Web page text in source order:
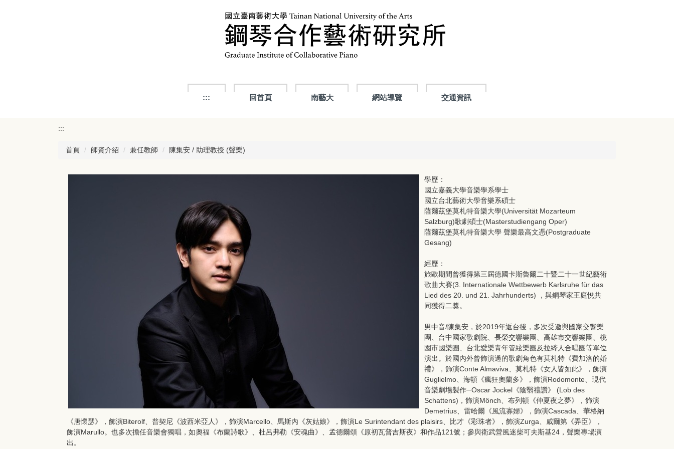
::: 回首頁 南藝大 網站導覽 交通資訊
:::
首頁 師資介紹 兼任教師 陳集安 / 助理教授 (聲樂)
學歷：
國立嘉義大學音樂學系學士
國立台北藝術大學音樂系碩士
薩爾茲堡莫札特音樂大學(Universität Mozarteum
Salzburg)歌劇碩士(Masterstudiengang Oper)
薩爾茲堡莫札特音樂大學 聲樂最高文憑(Postgraduate
Gesang)
經歷：
旅歐期間曾獲得第三屆德國卡斯魯爾二十暨二十一世紀藝術
歌曲大賽(3. Internationale Wettbewerb Karlsruhe für das
Lied des 20. und 21. Jahrhunderts) ，與鋼琴家王庭悅共
同獲得二獎。
男中音/陳集安，於2019年返台後，多次受邀與國家交響樂
團、台中國家歌劇院、長榮交響樂團、高雄市交響樂團、桃
園市國樂團、台北愛樂青年管絃樂團及拉縴人合唱團等單位
演出。於國內外曾飾演過的歌劇角色有莫札特《費加洛的婚
禮》，飾演Conte Almaviva、莫札特《女人皆如此》，飾演
Guglielmo、海頓《瘋狂奧蘭多》，飾演Rodomonte、現代
音樂劇場製作─Oscar Jockel《陰翳禮讚》 (Lob des
Schattens)，飾演Mönch、布列頓《仲夏夜之夢》，飾演
Demetrius、雷哈爾《風流寡婦》，飾演Cascada、華格納
《唐懷瑟》，飾演Biterolf、普契尼《波西米亞人》，飾演Marcello、馬斯內《灰姑娘》，飾演Le Surintendant des plaisirs、比才《彩珠者》，飾演Zurga、威爾第《弄臣》，
飾演Marullo。也多次擔任音樂會獨唱，如奧福《布蘭詩歌》、杜呂弗勒《安魂曲》、孟德爾頌《原初瓦普吉斯夜》和作品121號；參與衛武營風迷柴可夫斯基24，聲樂專場演
出。